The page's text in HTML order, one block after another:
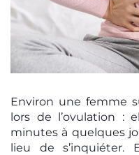
Environ une femme
lors de l’ovulation :
minutes à quelques
lieu de s’inquiéter.